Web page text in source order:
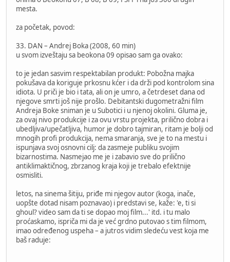
mesta.
za početak, povod:
33. DAN – Andrej Boka (2008, 60 min)
u svom izveštaju sa beokona 09 opisao sam ga ovako:
to je jedan sasvim respektabilan produkt: Pobožna majka
pokušava da koriguje prkosnu kćer i da drži pod kontrolom sina
idiota. U priči je bio i tata, ali on je umro, a četrdeset dana od
njegove smrti još nije prošlo. Debitantski dugometražni film
Andreja Boke sniman je u Subotici i u njenoj okolini. Gluma je,
za ovaj nivo produkcije i za ovu vrstu projekta, prilično dobra i
ubedljiva/upečatljiva, humor je dobro tajmiran, ritam je bolji od
mnogih profi produkcija, nema smaranja, sve je to na mestu i
ispunjava svoj osnovni cilj: da zasmeje publiku svojim
bizarnostima. Nasmejao me je i zabavio sve do prilično
antiklimaktičnog, zbrzanog kraja koji je trebalo efektnije
osmisliti.
letos, na sinema šitiju, priđe mi njegov autor (koga, inače,
uopšte dotad nisam poznavao) i predstavi se, kaže: 'e, ti si
ghoul? video sam da ti se dopao moj film...' itd. i tu malo
proćaskamo, ispriča mi da je već grdno putovao s tim filmom,
imao određenog uspeha – a jutros vidim sledeću vest koja me
baš raduje: